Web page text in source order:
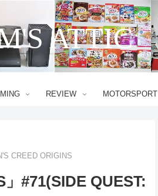
ATTIC
REVIEW MOTORSPORT
CREED ORIGINS
」#71(SIDE QUEST: